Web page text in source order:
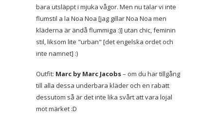
bara utsläppt i mjuka vågor. Men nu talar vi inte
flumstil a la Noa Noa [jag gillar Noa Noa men
kläderna är ändå flummiga :)] utan chic, feminin
stil, liksom lite "urban" [det engelska ordet och
inte namnet] :)
Outfit: Marc by Marc Jacobs– om du har tillgång
till alla dessa underbara kläder och en rabatt
dessutom så är det inte lika svårt att vara lojal
mot märket :D